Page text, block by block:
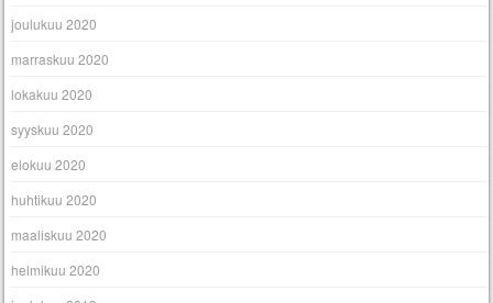
joulukuu 2020
marraskuu 2020
lokakuu 2020
syyskuu 2020
elokuu 2020
huhtikuu 2020
maaliskuu 2020
helmikuu 2020